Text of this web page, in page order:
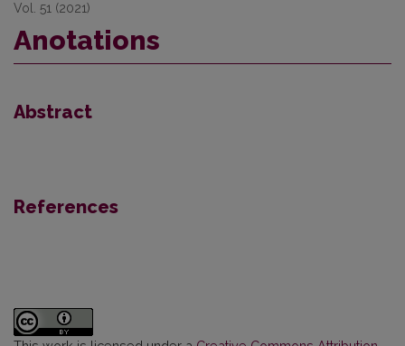
Vol. 51 (2021)
Anotations
Abstract
References